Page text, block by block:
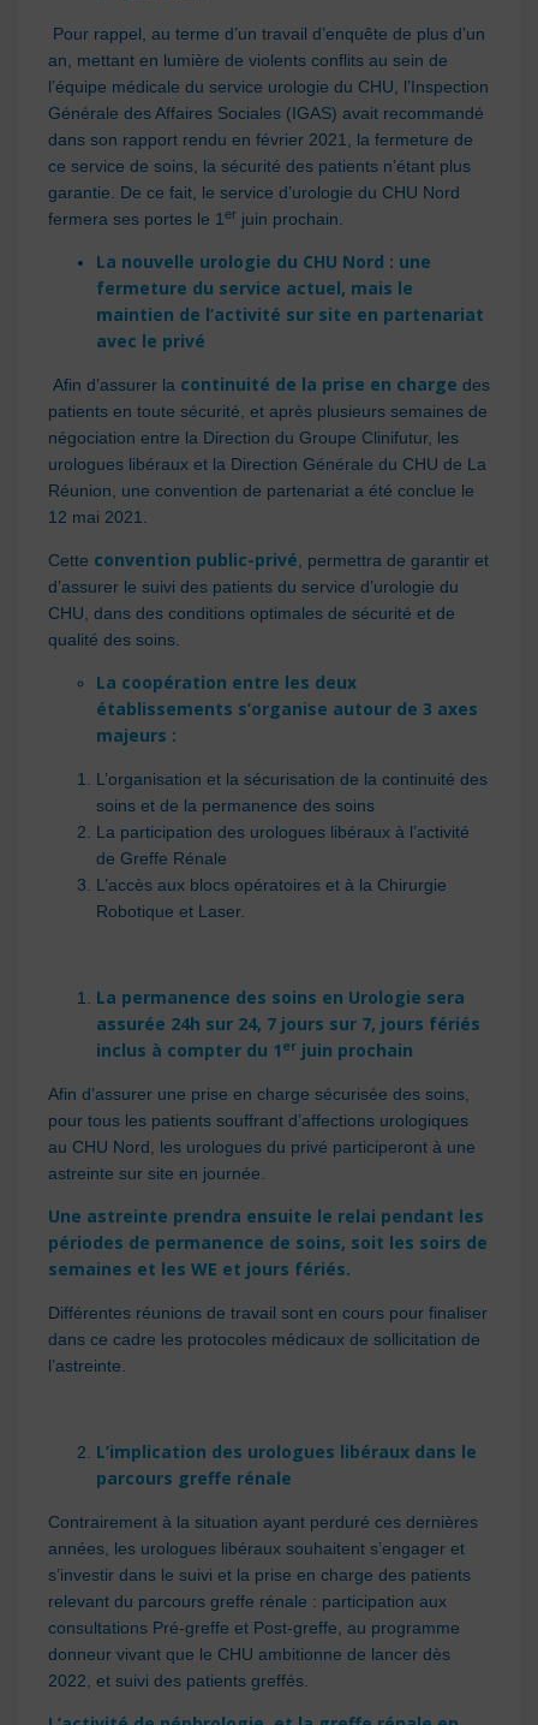
Pour rappel, au terme d’un travail d’enquête de plus d’un
an, mettant en lumière de violents conflits au sein de
l’équipe médicale du service urologie du CHU, l’Inspection
Générale des Affaires Sociales (IGAS) avait recommandé
dans son rapport rendu en février 2021, la fermeture de
ce service de soins, la sécurité des patients n’étant plus
garantie. De ce fait, le service d’urologie du CHU Nord
fermera ses portes le 1 er juin prochain.
La nouvelle urologie du CHU Nord : une
fermeture du service actuel, mais le
maintien de l’activité sur site en partenariat
avec le privé
Afin d’assurer la continuité de la prise en charge des
patients en toute sécurité, et après plusieurs semaines de
négociation entre la Direction du Groupe Clinifutur, les
urologues libéraux et la Direction Générale du CHU de La
Réunion, une convention de partenariat a été conclue le
12 mai 2021.
Cette convention public-privé , permettra de garantir et
d’assurer le suivi des patients du service d’urologie du
CHU, dans des conditions optimales de sécurité et de
qualité des soins.
La coopération entre les deux
établissements s’organise autour de 3 axes
majeurs :
L’organisation et la sécurisation de la continuité des
soins et de la permanence des soins
La participation des urologues libéraux à l’activité
de Greffe Rénale
L’accès aux blocs opératoires et à la Chirurgie
Robotique et Laser.
La permanence des soins en Urologie sera
assurée 24h sur 24, 7 jours sur 7, jours fériés
inclus à compter du 1 er juin prochain
Afin d’assurer une prise en charge sécurisée des soins,
pour tous les patients souffrant d’affections urologiques
au CHU Nord, les urologues du privé participeront à une
astreinte sur site en journée.
Une astreinte prendra ensuite le relai pendant les
périodes de permanence de soins, soit les soirs de
semaines et les WE et jours fériés.
Différentes réunions de travail sont en cours pour finaliser
dans ce cadre les protocoles médicaux de sollicitation de
l’astreinte.
L’implication des urologues libéraux dans le
parcours greffe rénale
Contrairement à la situation ayant perduré ces dernières
années, les urologues libéraux souhaitent s’engager et
s’investir dans le suivi et la prise en charge des patients
relevant du parcours greffe rénale : participation aux
consultations Pré-greffe et Post-greffe, au programme
donneur vivant que le CHU ambitionne de lancer dès
2022, et suivi des patients greffés.